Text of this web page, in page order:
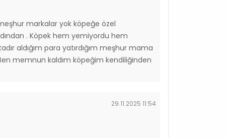
markalar yok köpeğe özel
. Köpek hem yemiyordu hem
aldığım para yatırdığım meşhur mama
memnun kaldım köpeğim kendiliğinden
29.11.2025 11:54